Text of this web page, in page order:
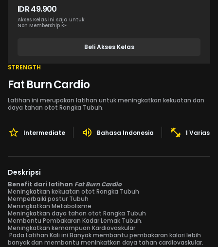
IDR 49.900
Akses Kelas ini saja untuk
Non Membership KF
Beli Akses Kelas
STRENGTH
Fat Burn Cardio
Latihan ini merupakan latihan untuk meningkatkan kekuatan dan
daya tahan otot Rangka Tubuh.
Intermediate Bahasa Indonesia 1 Variasi
Deskripsi
Benefit dari latihan Fat Burn Cardio
Meningkatkan kekuatan otot Rangka Tubuh
Memperbaiki postur Tubuh
Meningkatkan Metabolisme
Meningkatkan daya tahan otot Rangka Tubuh
Membantu Pembakaran Kadar Lemak Tubuh.
Meningkatkan kemampuan Kardiovaskular
Pada Latihan Kali ini Banyak membantu pembakaran kalori lebih
banyak dan membantu meninkatkan daya tahan cardiovaskular.